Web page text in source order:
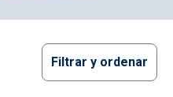
Filtrar y ordenar